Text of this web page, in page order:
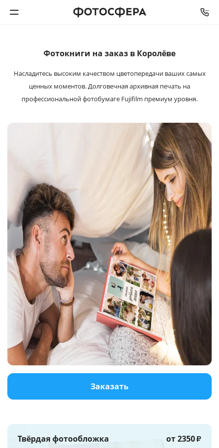
Печать фото
Фотокниги
Календари
Багетная мастерская
Полиграфия
Услуги и сервис
Магазин
Фотокниги на заказ в Королёве
Насладитесь высоким качеством цветопередачи ваших самых
ценных моментов. Долговечная архивная печать на
профессиональной фотобумаге Fujifilm премиум уровня.
Заказать
Твёрдая фотообложка от 2350₽